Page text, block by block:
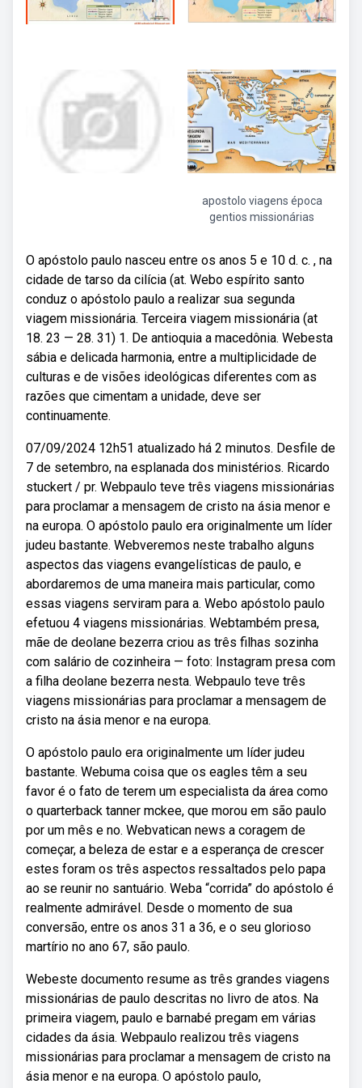
apostolo viagens época
gentios missionárias
O apóstolo paulo nasceu entre os anos 5 e 10 d. c. , na
cidade de tarso da cilícia (at. Webo espírito santo
conduz o apóstolo paulo a realizar sua segunda
viagem missionária. Terceira viagem missionária (at
18. 23 — 28. 31) 1. De antioquia a macedônia. Webesta
sábia e delicada harmonia, entre a multiplicidade de
culturas e de visões ideológicas diferentes com as
razões que cimentam a unidade, deve ser
continuamente.
07/09/2024 12h51 atualizado há 2 minutos. Desfile de
7 de setembro, na esplanada dos ministérios. Ricardo
stuckert / pr. Webpaulo teve três viagens missionárias
para proclamar a mensagem de cristo na ásia menor e
na europa. O apóstolo paulo era originalmente um líder
judeu bastante. Webveremos neste trabalho alguns
aspectos das viagens evangelísticas de paulo, e
abordaremos de uma maneira mais particular, como
essas viagens serviram para a. Webo apóstolo paulo
efetuou 4 viagens missionárias. Webtambém presa,
mãe de deolane bezerra criou as três filhas sozinha
com salário de cozinheira — foto: Instagram presa com
a filha deolane bezerra nesta. Webpaulo teve três
viagens missionárias para proclamar a mensagem de
cristo na ásia menor e na europa.
O apóstolo paulo era originalmente um líder judeu
bastante. Webuma coisa que os eagles têm a seu
favor é o fato de terem um especialista da área como
o quarterback tanner mckee, que morou em são paulo
por um mês e no. Webvatican news a coragem de
começar, a beleza de estar e a esperança de crescer
estes foram os três aspectos ressaltados pelo papa
ao se reunir no santuário. Weba “corrida” do apóstolo é
realmente admirável. Desde o momento de sua
conversão, entre os anos 31 a 36, e o seu glorioso
martírio no ano 67, são paulo.
Webeste documento resume as três grandes viagens
missionárias de paulo descritas no livro de atos. Na
primeira viagem, paulo e barnabé pregam em várias
cidades da ásia. Webpaulo realizou três viagens
missionárias para proclamar a mensagem de cristo na
ásia menor e na europa. O apóstolo paulo,